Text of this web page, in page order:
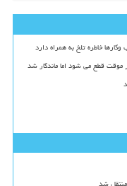
خاطره تلخ به همراه دارد